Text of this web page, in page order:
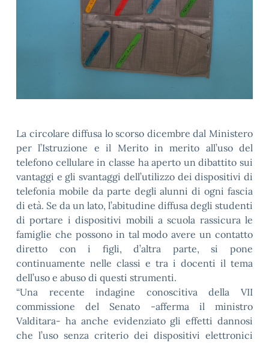
La circolare diffusa lo scorso dicembre dal Ministero
per l’Istruzione e il Merito in merito all’uso del
telefono cellulare in classe ha aperto un dibattito sui
vantaggi e gli svantaggi dell’utilizzo dei dispositivi di
telefonia mobile da parte degli alunni di ogni fascia
di età. Se da un lato, l’abitudine diffusa degli studenti
di portare i dispositivi mobili a scuola rassicura le
famiglie che possono in tal modo avere un contatto
diretto con i figli, d’altra parte, si pone
continuamente nelle classi e tra i docenti il tema
dell’uso e abuso di questi strumenti.
“Una recente indagine conoscitiva della VII
commissione del Senato -afferma il ministro
Valditara- ha anche evidenziato gli effetti dannosi
che l’uso senza criterio dei dispositivi elettronici